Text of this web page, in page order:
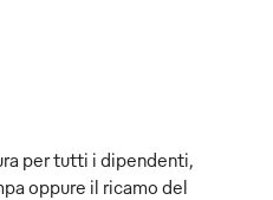
per tutti i dipendenti,
oppure il ricamo del